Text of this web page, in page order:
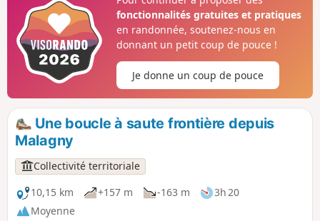
surprenants sur les massifs environnants !
fonctionnalités gratuites et pratiques
en randonnée, soutenez-nous en
donnant un petit coup de pouce !
Je donne un coup de pouce
Une boucle à saute frontière depuis
Malagny
Collectivité territoriale
10,15 km
+157 m -163 m
3h 20
Moyenne